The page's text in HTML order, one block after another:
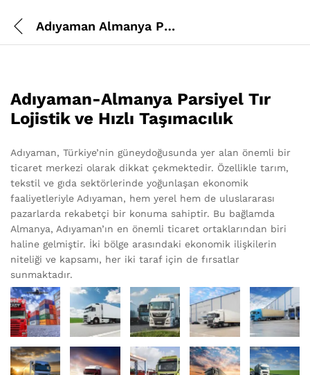
Adıyaman Almanya Parsiyel Tır Lojistik
Adıyaman-Almanya Parsiyel Tır
Lojistik ve Hızlı Taşımacılık
Adıyaman, Türkiye’nin güneydoğusunda yer alan önemli bir
ticaret merkezi olarak dikkat çekmektedir. Özellikle tarım,
tekstil ve gıda sektörlerinde yoğunlaşan ekonomik
faaliyetleriyle Adıyaman, hem yerel hem de uluslararası
pazarlarda rekabetçi bir konuma sahiptir. Bu bağlamda
Almanya, Adıyaman’ın en önemli ticaret ortaklarından biri
haline gelmiştir. İki bölge arasındaki ekonomik ilişkilerin
niteliği ve kapsamı, her iki taraf için de fırsatlar
sunmaktadır.